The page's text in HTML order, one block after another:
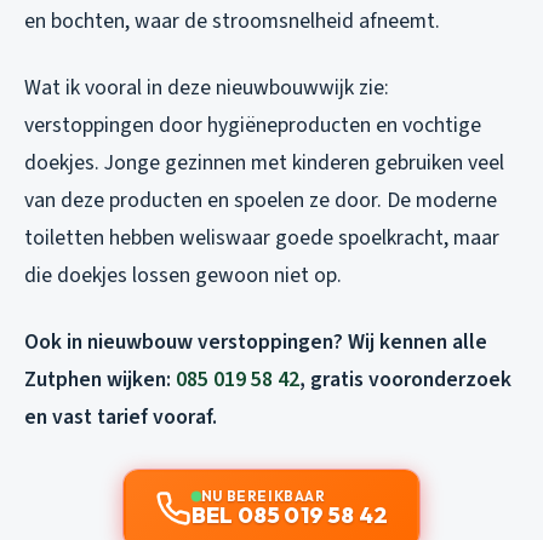
en bochten, waar de stroomsnelheid afneemt.
Wat ik vooral in deze nieuwbouwwijk zie:
verstoppingen door hygiëneproducten en vochtige
doekjes. Jonge gezinnen met kinderen gebruiken veel
van deze producten en spoelen ze door. De moderne
toiletten hebben weliswaar goede spoelkracht, maar
die doekjes lossen gewoon niet op.
Ook in nieuwbouw verstoppingen? Wij kennen alle
Zutphen wijken: 085 019 58 42, gratis vooronderzoek
en vast tarief vooraf.
NU BEREIKBAAR
BEL 085 019 58 42